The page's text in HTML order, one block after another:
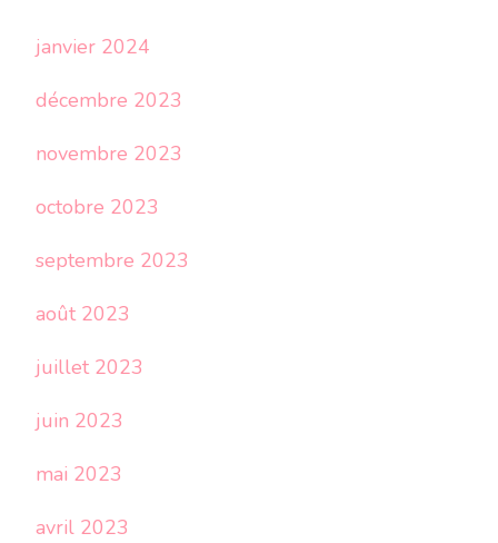
janvier 2024
décembre 2023
novembre 2023
octobre 2023
septembre 2023
août 2023
juillet 2023
juin 2023
mai 2023
avril 2023